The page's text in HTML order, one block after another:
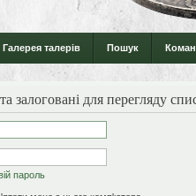
Галерея талерів Пошук
залоговані для перегляду
пароль